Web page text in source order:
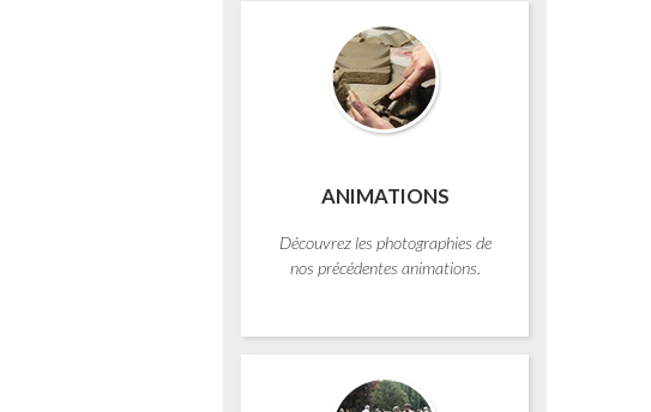
ANIMATIONS
Découvrez les photographies de
nos précédentes animations.